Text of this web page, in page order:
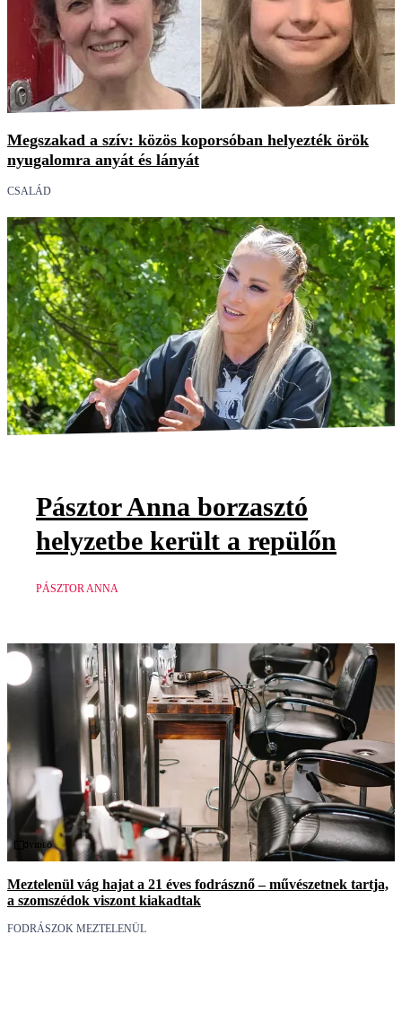
Megszakad a szív: közös koporsóban helyezték örök
nyugalomra anyát és lányát
CSALÁD
Pásztor Anna borzasztó
helyzetbe került a repülőn
PÁSZTOR ANNA
Videó
Meztelenül vág hajat a 21 éves fodrásznő – művészetnek tartja,
a szomszédok viszont kiakadtak
FODRÁSZOK MEZTELENÜL